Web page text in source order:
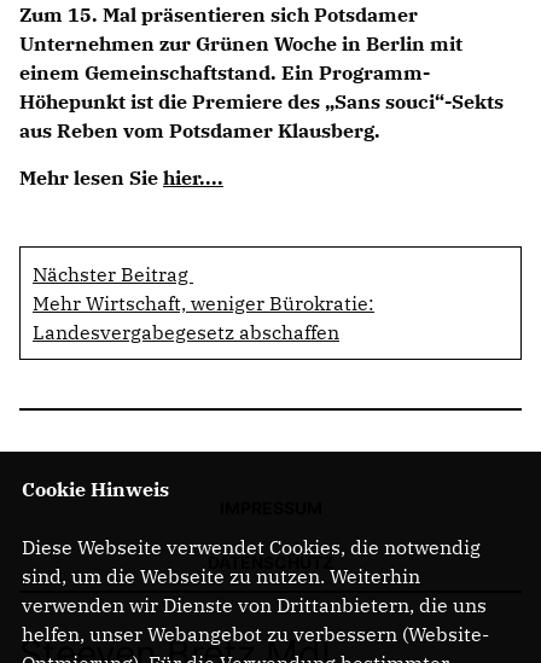
Zum 15. Mal präsentieren sich Potsdamer
Unternehmen zur Grünen Woche in Berlin mit
einem Gemeinschaftstand. Ein Programm-
Höhepunkt ist die Premiere des „Sans souci“-Sekts
aus Reben vom Potsdamer Klausberg.
Mehr lesen Sie hier....
Nächster Beitrag
Mehr Wirtschaft, weniger Bürokratie:
Landesvergabegesetz abschaffen
Steeven Bretz MdL
Cookie Hinweis
Diese Webseite verwendet Cookies, die notwendig
sind, um die Webseite zu nutzen. Weiterhin
verwenden wir Dienste von Drittanbietern, die uns
helfen, unser Webangebot zu verbessern (Website-